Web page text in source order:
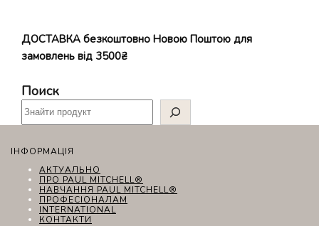
ДОСТАВКА безкоштовно Новою Поштою для
замовлень від 3500₴
Поиск
ІНФОРМАЦІЯ
АКТУАЛЬНО
ПРО PAUL MITCHELL®
НАВЧАННЯ PAUL MITCHELL®
ПРОФЕСІОНАЛАМ
INTERNATIONAL
КОНТАКТИ